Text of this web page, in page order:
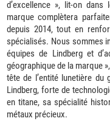
d’excellence », lit-on
marque complètera
depuis 2014, tout en
spécialisés. Nous sommes
équipes de Lindberg et
géographique de la marque
tête de l’entité lunetière du
Lindberg, forte de
en titane, sa spécialité
métaux précieux.